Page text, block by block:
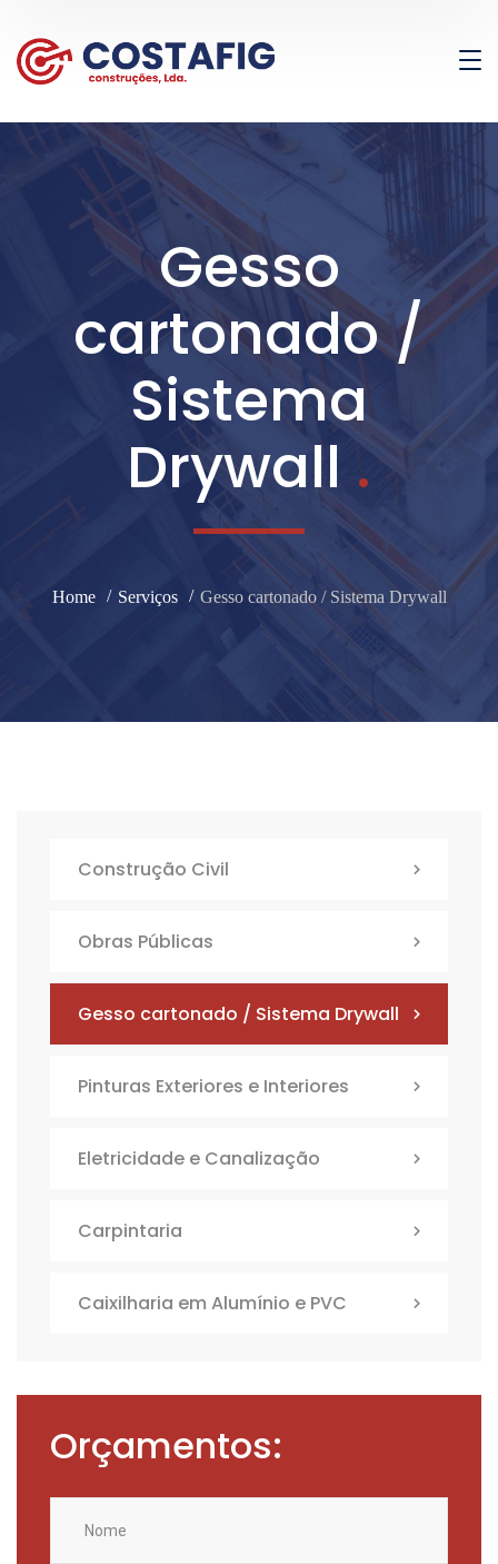
Gesso
cartonado /
Sistema
Drywall.
Home Serviços Gesso cartonado / Sistema Drywall
Construção Civil
Obras Públicas
Gesso cartonado / Sistema Drywall
Pinturas Exteriores e Interiores
Eletricidade e Canalização
Carpintaria
Caixilharia em Alumínio e PVC
Orçamentos: